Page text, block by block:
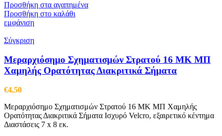
Προσθήκη στα αγαπημένα
Προσθήκη στο καλάθι
εμφάνιση
Σύγκριση
Μεραρχιόσημο Σχηματισμών Στρατού 16 ΜΚ ΜΠ
Χαμηλής Ορατότητας Διακριτικά Σήματα
€4,50
Μεραρχιόσημο Σχηματισμών Στρατού 16 ΜΚ ΜΠ Χαμηλής
Ορατότητας Διακριτικά Σήματα Ισχυρό Velcro, εξαιρετικό κέντημα
Διαστάσεις 7 x 8 εκ.